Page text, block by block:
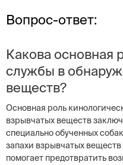
Вопрос-ответ:
Какова основная
службы в
веществ?
Основная роль
взрывчатых веществ
специально обученных
запахи взрывчатых
помогает предотвратить